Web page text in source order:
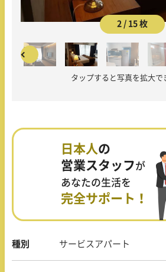
2 / 15 枚
タップすると写真を拡大で
種別 サービスアパート
日本人 の
営業スタッフが
あなたの生活を
完全サポート！